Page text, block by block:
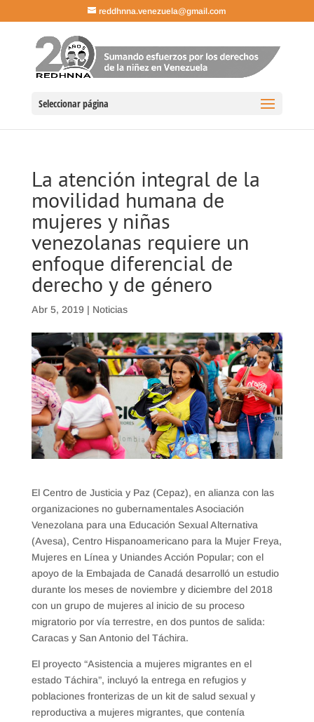
reddhnna.venezuela@gmail.com
Seleccionar página
La atención integral de la
movilidad humana de
mujeres y niñas
venezolanas requiere un
enfoque diferencial de
derecho y de género
Abr 5, 2019 | Noticias
El Centro de Justicia y Paz (Cepaz), en alianza con las
organizaciones no gubernamentales Asociación
Venezolana para una Educación Sexual Alternativa
(Avesa), Centro Hispanoamericano para la Mujer Freya,
Mujeres en Línea y Uniandes Acción Popular; con el
apoyo de la Embajada de Canadá desarrolló un estudio
durante los meses de noviembre y diciembre del 2018
con un grupo de mujeres al inicio de su proceso
migratorio por vía terrestre, en dos puntos de salida:
Caracas y San Antonio del Táchira.
El proyecto “Asistencia a mujeres migrantes en el
estado Táchira”, incluyó la entrega en refugios y
poblaciones fronterizas de un kit de salud sexual y
reproductiva a mujeres migrantes, que contenía